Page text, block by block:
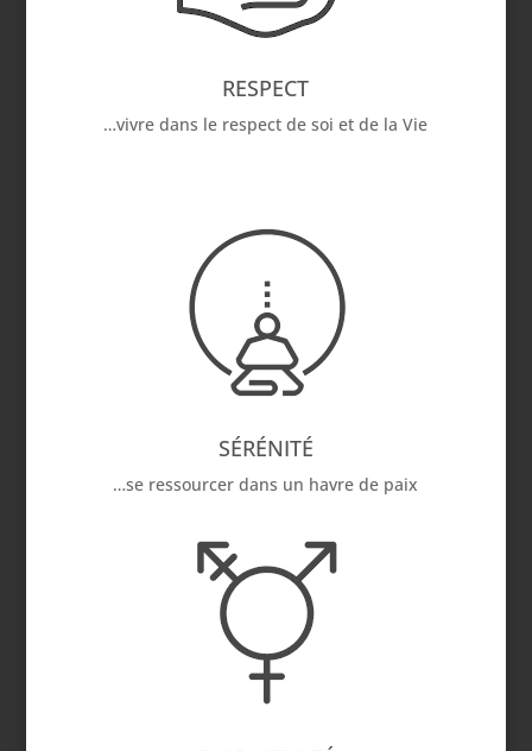
RESPECT
…vivre dans le respect de soi et de la Vie
SÉRÉNITÉ
…se ressourcer dans un havre de paix